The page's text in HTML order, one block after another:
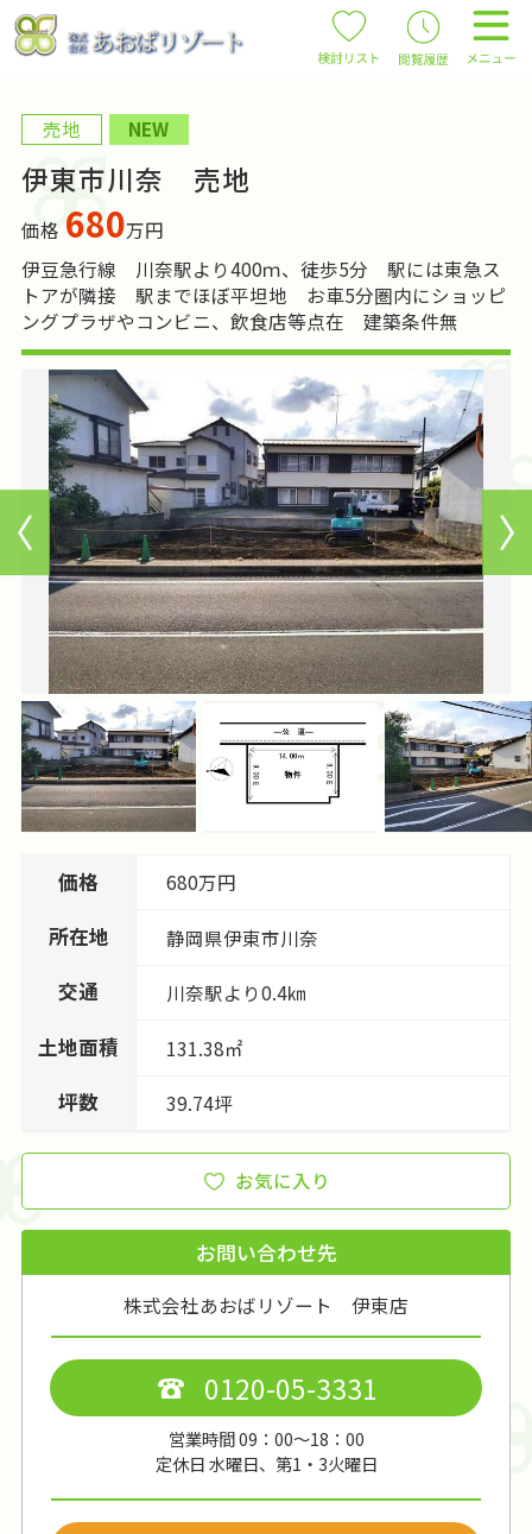
売地 NEW
伊東市川奈 売地
価格 680万円
伊豆急行線 川奈駅より400ｍ、徒歩5分 駅には東急ス
トアが隣接 駅までほぼ平坦地 お車5分圏内にショッピ
ングプラザやコンビニ、飲食店等点在 建築条件無
価格 680万円
所在地 静岡県伊東市川奈
交通 川奈駅より0.4㎞
土地面積 131.38㎡
坪数 39.74坪
お気に入り
お問い合わせ先
株式会社あおばリゾート 伊東店
0120-05-3331
営業時間 09：00～18：00
定休日 水曜日、第1・3火曜日